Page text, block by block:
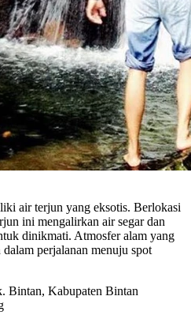
air terjun yang eksotis. Berlokasi
ini mengalirkan air segar dan
dinikmati. Atmosfer alam yang
perjalanan menuju spot
Bintan, Kabupaten Bintan